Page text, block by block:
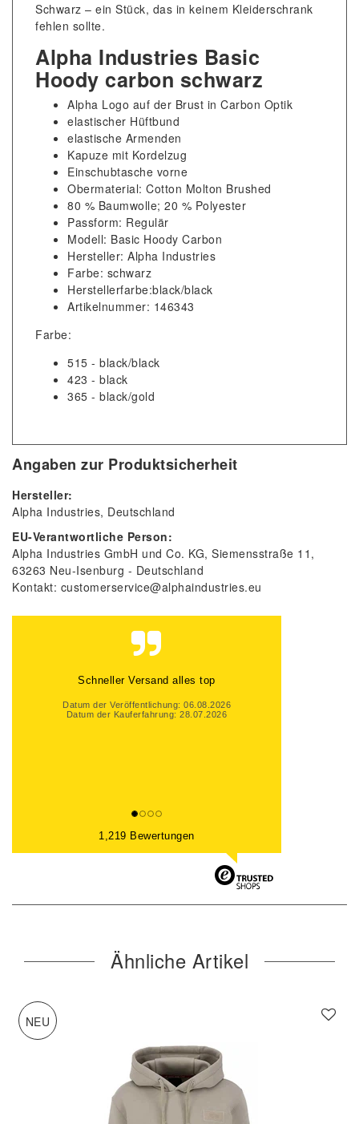
Schwarz – ein Stück, das in keinem Kleiderschrank
fehlen sollte.
Alpha Industries Basic
Hoody carbon schwarz
Alpha Logo auf der Brust in Carbon Optik
elastischer Hüftbund
elastische Armenden
Kapuze mit Kordelzug
Einschubtasche vorne
Obermaterial: Cotton Molton Brushed
80 % Baumwolle; 20 % Polyester
Passform: Regulär
Modell: Basic Hoody Carbon
Hersteller: Alpha Industries
Farbe: schwarz
Herstellerfarbe:black/black
Artikelnummer: 146343
Farbe:
515 - black/black
423 - black
365 - black/gold
Angaben zur Produktsicherheit
Hersteller:
Alpha Industries Deutschland
EU-Verantwortliche Person:
Alpha Industries GmbH und Co. KG Siemensstraße 11
63263 Neu-Isenburg
Deutschland
Kontakt: customerservice@alphaindustries.eu
Schneller Versand alles top
Datum der Veröffentlichung: 06.08.2026
Datum der Kauferfahrung: 28.07.2026
1,219 Bewertungen
Ähnliche Artikel
NEU